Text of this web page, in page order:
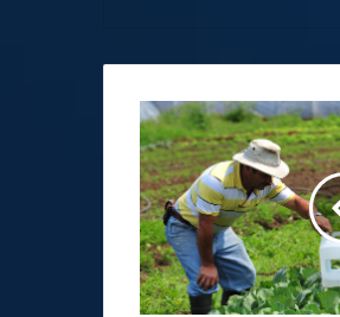
Sector
de
Agroinsumos
afirma
que
genéricos
agrícolas
sostienen
la